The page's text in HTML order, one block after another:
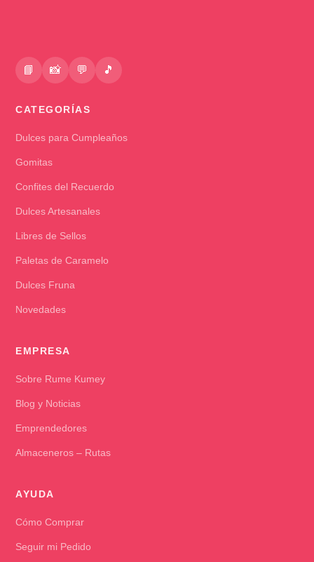
📘 📸 💬 🎵
CATEGORÍAS
Dulces para Cumpleaños
Gomitas
Confites del Recuerdo
Dulces Artesanales
Libres de Sellos
Paletas de Caramelo
Dulces Fruna
Novedades
EMPRESA
Sobre Rume Kumey
Blog y Noticias
Emprendedores
Almaceneros – Rutas
AYUDA
Cómo Comprar
Seguir mi Pedido